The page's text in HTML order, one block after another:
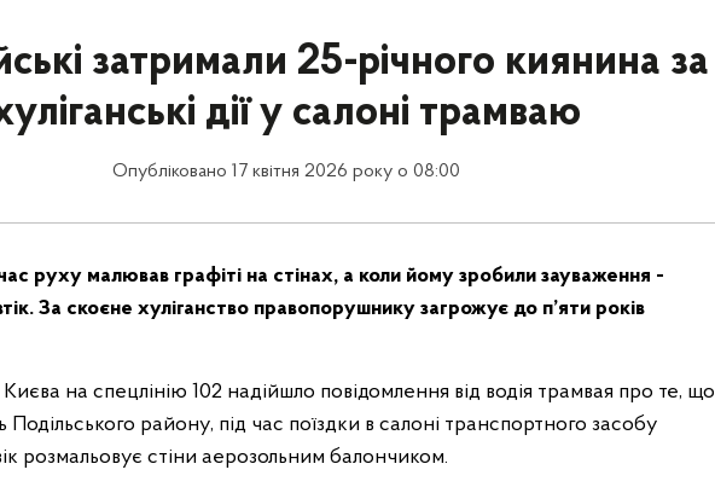
затримали 25-річного киянина за
дії у салоні трамваю
Опубліковано 17 квітня 2026 року о 08:00
руху малював графіті на стінах, а коли йому зробили зауваження -
За скоєне хуліганство правопорушнику загрожує до п’яти років
Києва на спецлінію 102 надійшло повідомлення від водія трамвая про те, що
Подільського району, під час поїздки в салоні транспортного засобу
розмальовує стіни аерозольним балончиком.